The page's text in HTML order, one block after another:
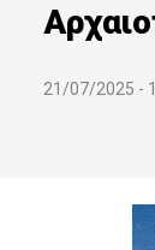
21/07/2025 -